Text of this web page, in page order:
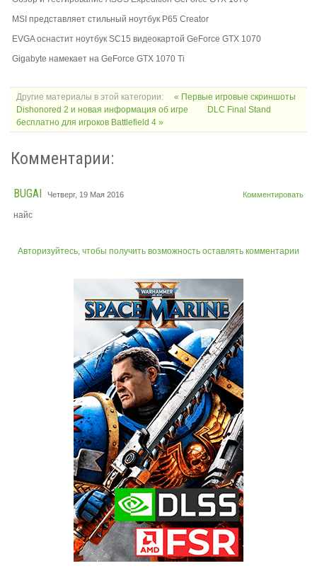
MSI представляет стильный ноутбук P65 Creator
EVGA оснастит ноутбук SC15 видеокартой GeForce GTX 1070
Gigabyte намекает на GeForce GTX 1070 Ti
Другие материалы в этой категории:
« Первые игровые скриншоты
Dishonored 2 и новая информация об игре
DLC Final Stand
бесплатно для игроков Battlefield 4 »
Комментарии:
Комментировать
BUGAI Четверг, 19 Мая 2016
найс
Авторизуйтесь, чтобы получить возможность оставлять комментарии